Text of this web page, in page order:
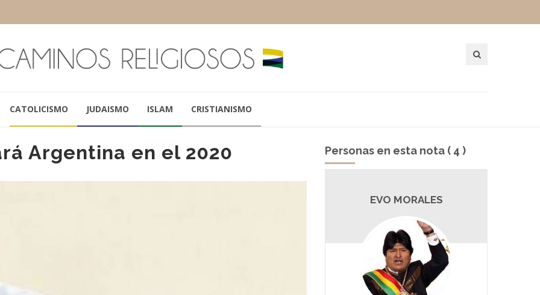
CATOLICISMO JUDAISMO ISLAM CRISTIANISMO
Argentina en el 2020 Personas en esta nota ( 4 )
EVO MORALES